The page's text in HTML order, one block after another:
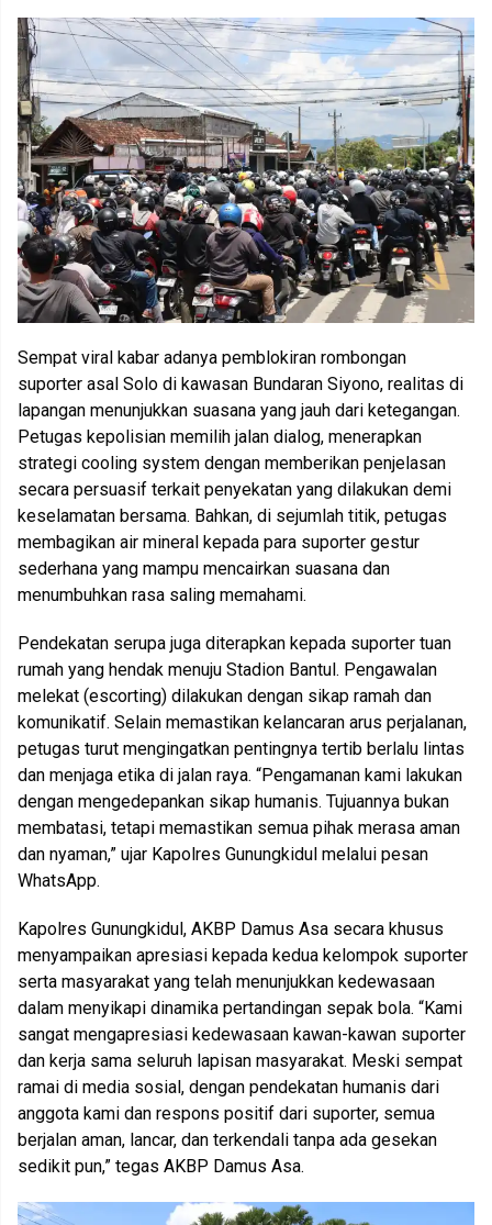
Sempat viral kabar adanya pemblokiran rombongan
suporter asal Solo di kawasan Bundaran Siyono, realitas di
lapangan menunjukkan suasana yang jauh dari ketegangan.
Petugas kepolisian memilih jalan dialog, menerapkan
strategi cooling system dengan memberikan penjelasan
secara persuasif terkait penyekatan yang dilakukan demi
keselamatan bersama. Bahkan, di sejumlah titik, petugas
membagikan air mineral kepada para suporter gestur
sederhana yang mampu mencairkan suasana dan
menumbuhkan rasa saling memahami.
Pendekatan serupa juga diterapkan kepada suporter tuan
rumah yang hendak menuju Stadion Bantul. Pengawalan
melekat (escorting) dilakukan dengan sikap ramah dan
komunikatif. Selain memastikan kelancaran arus perjalanan,
petugas turut mengingatkan pentingnya tertib berlalu lintas
dan menjaga etika di jalan raya. “Pengamanan kami lakukan
dengan mengedepankan sikap humanis. Tujuannya bukan
membatasi, tetapi memastikan semua pihak merasa aman
dan nyaman,” ujar Kapolres Gunungkidul melalui pesan
WhatsApp.
Kapolres Gunungkidul, AKBP Damus Asa secara khusus
menyampaikan apresiasi kepada kedua kelompok suporter
serta masyarakat yang telah menunjukkan kedewasaan
dalam menyikapi dinamika pertandingan sepak bola. “Kami
sangat mengapresiasi kedewasaan kawan-kawan suporter
dan kerja sama seluruh lapisan masyarakat. Meski sempat
ramai di media sosial, dengan pendekatan humanis dari
anggota kami dan respons positif dari suporter, semua
berjalan aman, lancar, dan terkendali tanpa ada gesekan
sedikit pun,” tegas AKBP Damus Asa.